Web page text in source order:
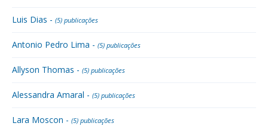
Luis Dias - (5) publicações
Antonio Pedro Lima - (5) publicações
Allyson Thomas - (5) publicações
Alessandra Amaral - (5) publicações
Lara Moscon - (5) publicações